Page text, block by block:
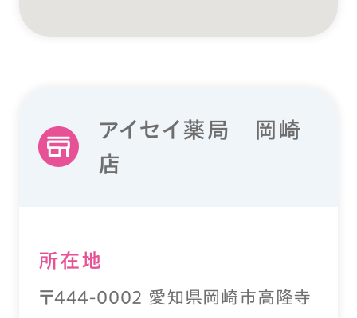
アイセイ薬局 岡崎
店
所在地
〒444-0002 愛知県岡崎市高隆寺